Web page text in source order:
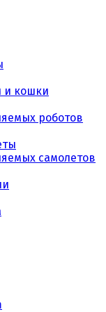
и кошки
роботов
самолетов